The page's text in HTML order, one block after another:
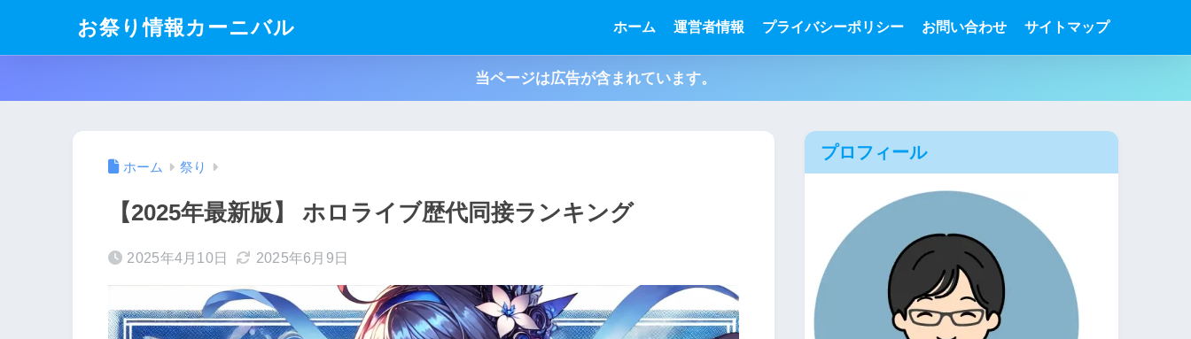
お祭り情報カーニバル ホーム 運営者情報 プライバシーポリシー お問い合わせ サイトマップ
当ページは広告が含まれています。
ホーム 祭り
【2025年最新版】 ホロライブ歴代同接ランキング
2025年4月10日 2025年6月9日
プロフィール